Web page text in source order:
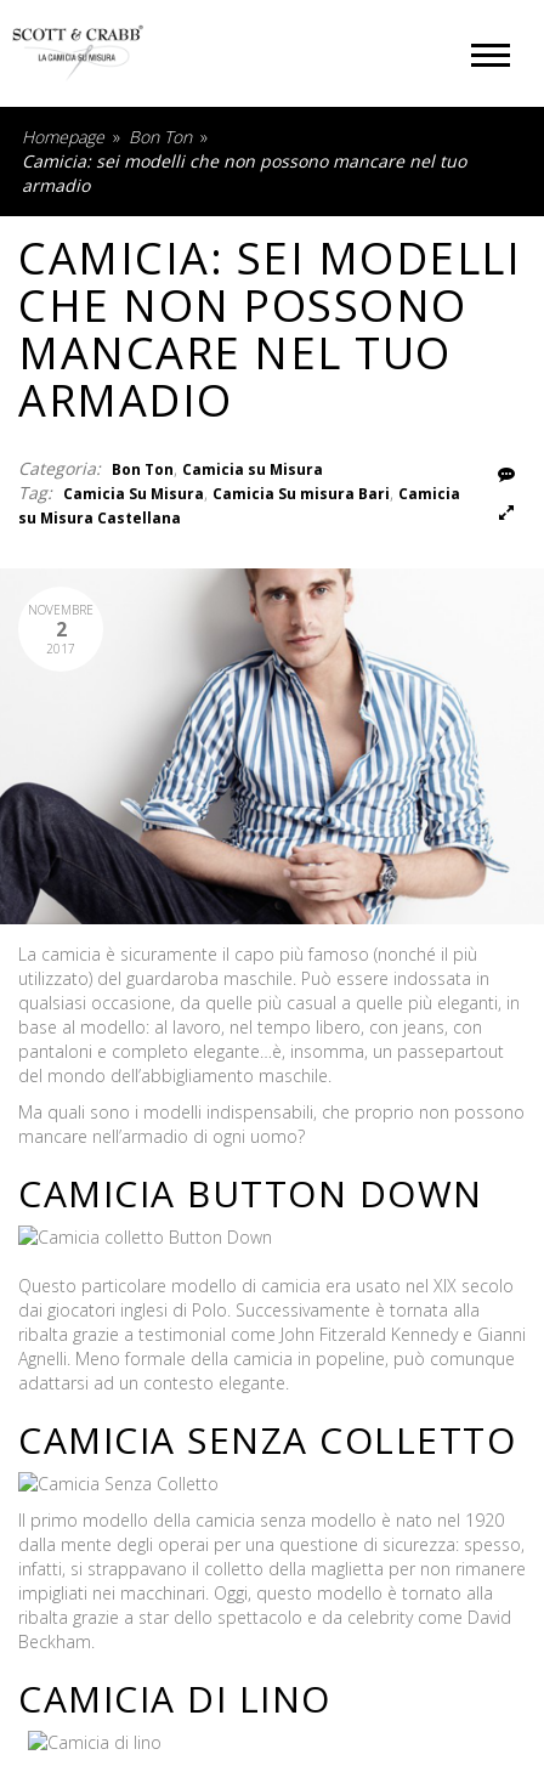
Homepage » Bon Ton »
Camicia: sei modelli che non possono mancare nel tuo
armadio
CAMICIA: SEI MODELLI
CHE NON POSSONO
MANCARE NEL TUO
ARMADIO
Categoria: Bon Ton, Camicia su Misura
Tag: Camicia Su Misura, Camicia Su misura Bari, Camicia
su Misura Castellana
Foto
NOVEMBRE
2
2017
La camicia è sicuramente il capo più famoso (nonché il più
utilizzato) del guardaroba maschile. Può essere indossata in
qualsiasi occasione, da quelle più casual a quelle più eleganti, in
base al modello: al lavoro, nel tempo libero, con jeans, con
pantaloni e completo elegante…è, insomma, un passepartout
del mondo dell’abbigliamento maschile.
Ma quali sono i modelli indispensabili, che proprio non possono
mancare nell’armadio di ogni uomo?
CAMICIA BUTTON DOWN
Questo particolare modello di camicia era usato nel XIX secolo
dai giocatori inglesi di Polo. Successivamente è tornata alla
ribalta grazie a testimonial come John Fitzerald Kennedy e Gianni
Agnelli. Meno formale della camicia in popeline, può comunque
adattarsi ad un contesto elegante.
CAMICIA SENZA COLLETTO
Il primo modello della camicia senza modello è nato nel 1920
dalla mente degli operai per una questione di sicurezza: spesso,
infatti, si strappavano il colletto della maglietta per non rimanere
impigliati nei macchinari. Oggi, questo modello è tornato alla
ribalta grazie a star dello spettacolo e da celebrity come David
Beckham.
CAMICIA DI LINO